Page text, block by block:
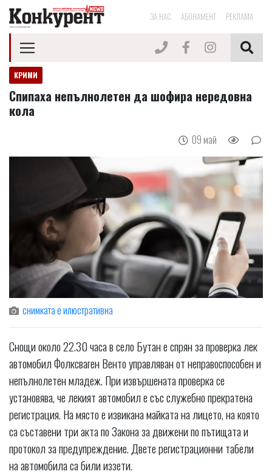
ЗА НАС АБОНАМЕНТ РЕКЛАМА
КРИМИ
Спипаха непълнолетен да шофира нередовна
кола
09 май
снимката е илюстративна
Снощи около 22.30 часа в село Бутан е спрян за проверка лек
автомобил Фолксваген Венто управляван от неправоспособен и
непълнолетен младеж. При извършената проверка се
установява, че лекият автомобил е със служебно прекратена
регистрация. На място е извикана майката на лицето, на която
са съставени три акта по Закона за движени по пътищата и
протокол за предупреждение. Двете регистрационни табели
на автомобила са били иззети.